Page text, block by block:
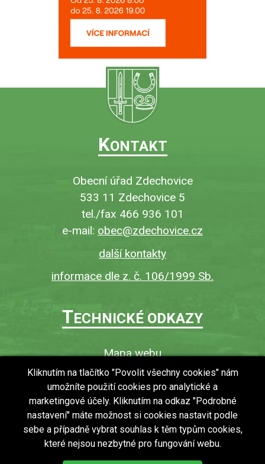
KONTAKT
Obecní úřad Zdechovice
533 11 Zdechovice 5
tel./fax 466 936 101
e-mail: obec@zdechovice.cz
další kontakty
informace dle z. č. 106/1999 Sb.
TECHNICKÉ ODKAZY
Mapa webu
O webu
Povinně zveřejňované informace
Ochrana osobních údajů (GDPR)
Vyhledávání
RSS
Kliknutím na tlačítko "Povolit všechny cookies" nám
umožníte použití cookies pro analytické a
marketingové účely. Kliknutím na odkaz "Podrobné
nastavení" máte možnost si cookies nastavit podle
sebe a případně vybrat souhlas k těm typům cookies,
které nejsou nezbytné pro fungování webu.